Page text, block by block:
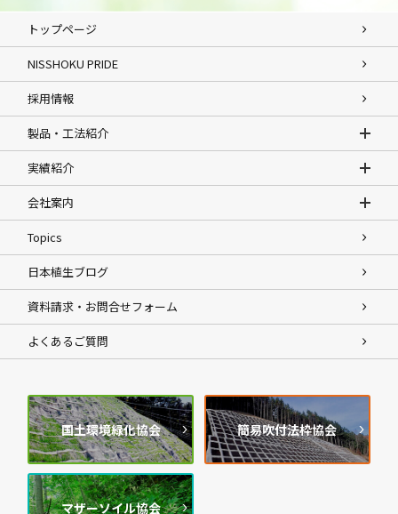
トップページ
NISSHOKU PRIDE
採用情報
製品・工法紹介
実績紹介
会社案内
Topics
日本植生ブログ
資料請求・お問合せフォーム
よくあるご質問
国土環境緑化協会 簡易吹付法枠協会
マザーソイル協会